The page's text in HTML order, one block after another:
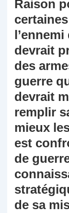
Raison
devrait
des
guerre
devrait
remplir
mieux
est
de
de sa